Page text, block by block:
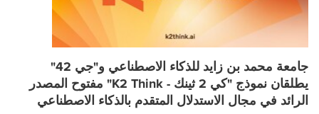
جامعة محمد بن زايد للذكاء الاصطناعي و"جي 42"
يطلقان نموذج "كي 2 ثينك - K2 Think" مفتوح المصدر
الرائد في مجال الاستدلال المتقدم بالذكاء الاصطناعي